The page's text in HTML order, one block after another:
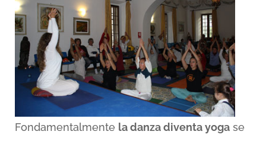
Fondamentalmente la danza diventa yogase